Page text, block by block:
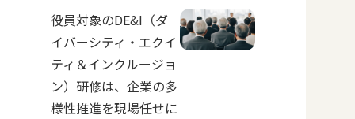
役員対象のDE&I（ダ
イバーシティ・エクイ
ティ＆インクルージョ
ン）研修は、企業の多
様性推進を現場任せに